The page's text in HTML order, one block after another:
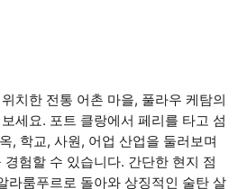
치한 전통 어촌 마을, 풀라우 케탐의
세요. 포트 클랑에서 페리를 타고 섬
, 학교, 사원, 어업 산업을 둘러보며
험할 수 있습니다. 간단한 현지 점
라룸푸르로 돌아와 상징적인 술탄 살